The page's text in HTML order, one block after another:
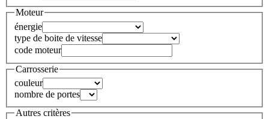
Moteur
énergie
type de boite de vitesse
code moteur
Carrosserie
couleur
nombre de portes
Autres critères